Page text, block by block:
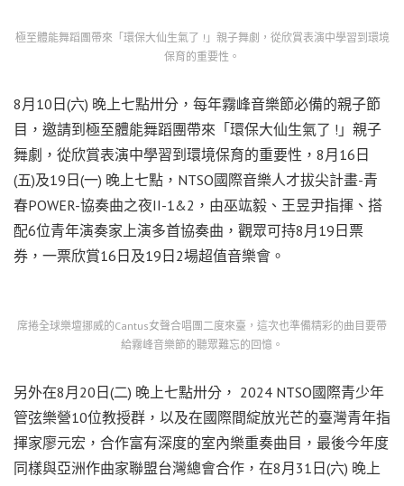
極至體能舞蹈團帶來「環保大仙生氣了 !」親子舞劇，從欣賞表演中學習到環境
保育的重要性。
8月10日(六) 晚上七點卅分，每年霧峰音樂節必備的親子節
目，邀請到極至體能舞蹈團帶來「環保大仙生氣了 !」親子
舞劇，從欣賞表演中學習到環境保育的重要性，8月16日
(五)及19日(一) 晚上七點，NTSO國際音樂人才拔尖計畫-青
春POWER-協奏曲之夜II-1&2，由巫竑毅、王昱尹指揮、搭
配6位青年演奏家上演多首協奏曲，觀眾可持8月19日票
券，一票欣賞16日及19日2場超值音樂會。
席捲全球樂壇挪威的Cantus女聲合唱團二度來臺，這次也準備精彩的曲目要帶
給霧峰音樂節的聽眾難忘的回憶。
另外在8月20日(二) 晚上七點卅分， 2024 NTSO國際青少年
管弦樂營10位教授群，以及在國際間綻放光芒的臺灣青年指
揮家廖元宏，合作富有深度的室內樂重奏曲目，最後今年度
同樣與亞洲作曲家聯盟台灣總會合作，在8月31日(六) 晚上